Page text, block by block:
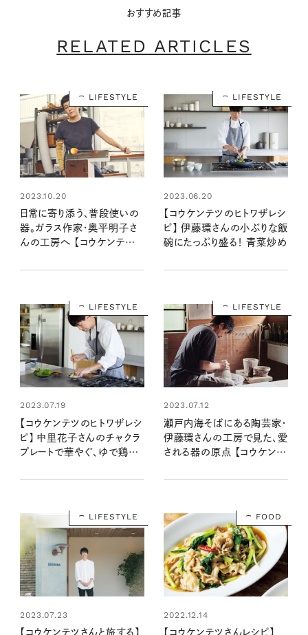
おすすめ記事
RELATED ARTICLES
LIFESTYLE
2023.10.20
日常に寄り添う、普段使いの
器。ガラス作家・奥平明子さ
んの工房へ 【コウケンテツ
LIFESTYLE
2023.06.20
【コウケンテツのヒトワザレシ
ピ】 伊藤環さんの小ぶりな飯
碗にたっぷり盛る！ 青菜炒め
LIFESTYLE
2023.07.19
【コウケンテツのヒトワザレシ
ピ】 中里花子さんのチャクラ
プレートで華やぐ、ゆで鶏の
LIFESTYLE
2023.07.12
瀬戸内海そばにある陶芸家・
伊藤環さんの工房で見た、愛
される器の原点 【コウケンテ
LIFESTYLE
2023.07.23
【コウケンテツさんと旅する】
FOOD
2022.12.14
【コウケンテツさんレシピ】